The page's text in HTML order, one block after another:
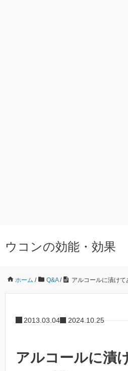
ウコンの効能・効果
ホーム / Q&A/ アルコールに漬け
2013.03.04 2024.10.25
アルコールに漬